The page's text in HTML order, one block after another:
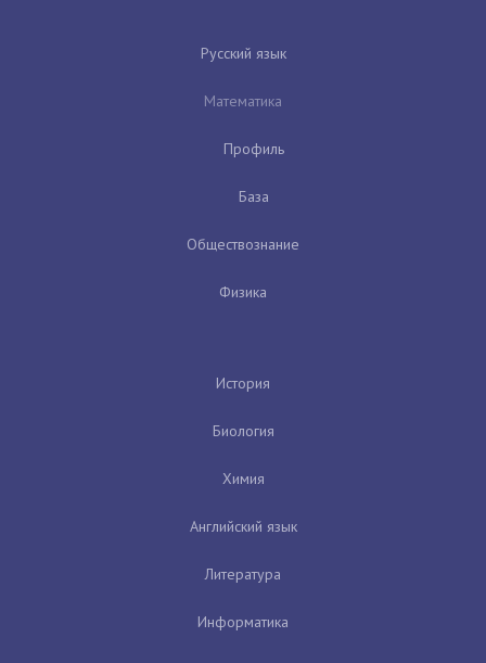
Русский язык
Математика
Профиль
База
Обществознание
Физика
История
Биология
Химия
Английский язык
Литература
Информатика